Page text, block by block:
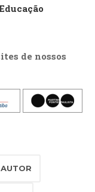
de nossos